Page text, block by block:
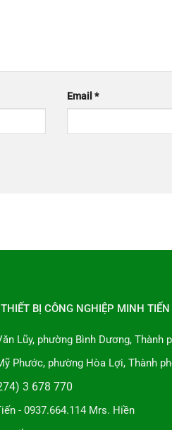
Email *
BỊ CÔNG NGHIỆP MINH TIẾN
Lũy, phường Bình Dương, Thành
Phước, phường Hòa Lợi, Thành
3 678 770
- 0937.664.114 Mrs. Hiền